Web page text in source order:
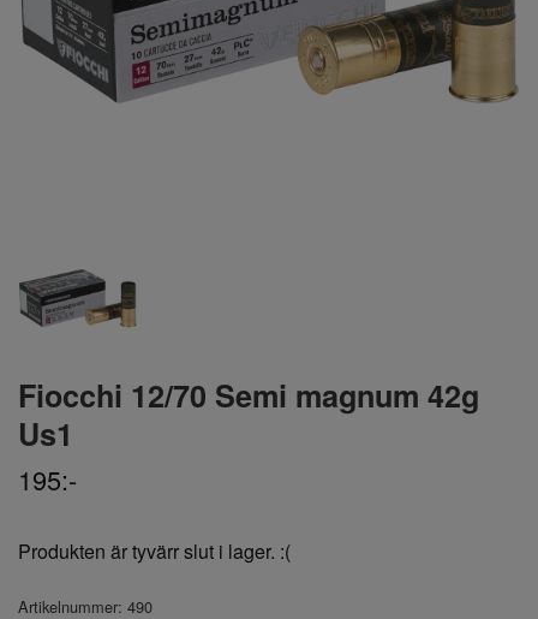
Fiocchi 12/70 Semi magnum 42g
Us1
195:-
Produkten är tyvärr slut i lager. :(
Artikelnummer: 490